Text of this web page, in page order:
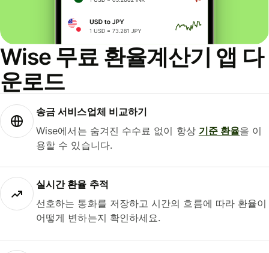
Wise 무료 환율계산기 앱 다
운로드
송금 서비스업체 비교하기
Wise에서는 숨겨진 수수료 없이 항상 기준 환율을 이
용할 수 있습니다.
실시간 환율 추적
선호하는 통화를 저장하고 시간의 흐름에 따라 환율이
어떻게 변하는지 확인하세요.